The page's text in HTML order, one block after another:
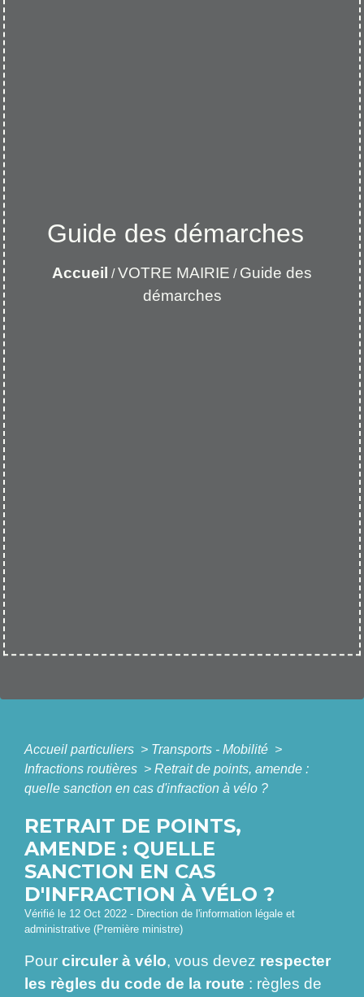
Guide des démarches
Accueil /VOTRE MAIRIE / Guide des
démarches
Accueil particuliers > Transports - Mobilité >
Infractions routières > Retrait de points, amende :
quelle sanction en cas d'infraction à vélo ?
RETRAIT DE POINTS,
AMENDE : QUELLE
SANCTION EN CAS
D'INFRACTION À VÉLO ?
Vérifié le 12 Oct 2022 - Direction de l'information légale et
administrative (Première ministre)
Pour circuler à vélo, vous devez respecter
les règles du code de la route : règles de